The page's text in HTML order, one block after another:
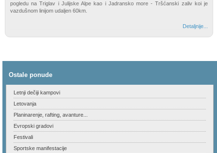
pogledu na Triglav i Julijske Alpe kao i Jadransko more - Tršćanski zaliv koi je
vazdušnom linijom udaljen 60km.
Detaljnije...
Ostale ponude
Letnji dečiji kampovi
Letovanja
Planinarenje, rafting, avanture...
Evropski gradovi
Festivali
Sportske manifestacije